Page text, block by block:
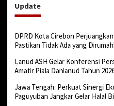
Update
DPRD Kota Cirebon
Pastikan Tidak Ada yang
Lanud ASH Gelar Konferensi
Amatir Piala Danlanud Tahun
Jawa Tengah: Perkuat Sinergi
Paguyuban Jangkar Gelar Halal